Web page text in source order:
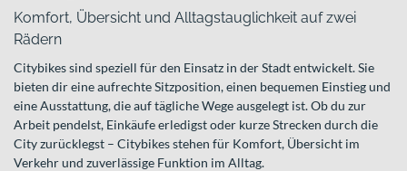
Komfort, Übersicht und Alltagstauglichkeit auf zwei
Rädern
Citybikes sind speziell für den Einsatz in der Stadt entwickelt. Sie
bieten dir eine aufrechte Sitzposition, einen bequemen Einstieg und
eine Ausstattung, die auf tägliche Wege ausgelegt ist. Ob du zur
Arbeit pendelst, Einkäufe erledigst oder kurze Strecken durch die
City zurücklegst – Citybikes stehen für Komfort, Übersicht im
Verkehr und zuverlässige Funktion im Alltag.